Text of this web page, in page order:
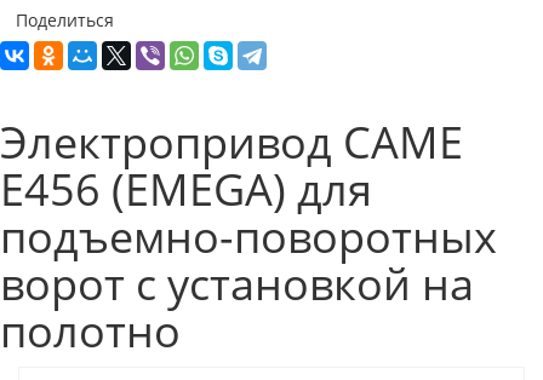
Поделиться
Электропривод CAME
E456 (EMEGA) для
подъемно-поворотных
ворот с установкой на
полотно